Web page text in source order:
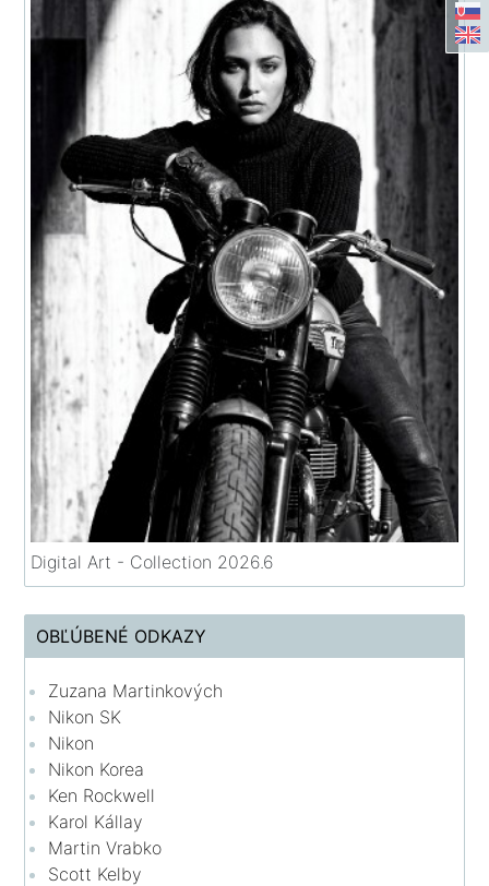
Digital Art - Collection 2026.6
OBĽÚBENÉ ODKAZY
Zuzana Martinkových
Nikon SK
Nikon
Nikon Korea
Ken Rockwell
Karol Kállay
Martin Vrabko
Scott Kelby